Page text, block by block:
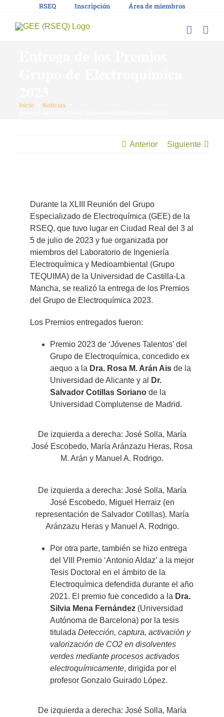
contenido
RSEQ Inscripción Área de miembros
Inicio
Noticias
Anterior Siguiente
imagen
más
grande
Durante la XLIII Reunión del Grupo
Especializado de Electroquímica (GEE) de la
RSEQ, que tuvo lugar en Ciudad Real del 3 al
5 de julio de 2023 y fue organizada por
miembros del Laboratorio de Ingeniería
Electroquímica y Medioambiental (Grupo
TEQUIMA) de la Universidad de Castilla-La
Mancha, se realizó la entrega de los Premios
del Grupo de Electroquímica 2023.
Los Premios entregados fueron:
Premio 2023 de ‘Jóvenes Talentos’ del
Grupo de Electroquímica, concedido ex
aequo a la Dra. Rosa M. Arán Ais de la
Universidad de Alicante y al
Dr.
Salvador Cotillas Soriano de la
Universidad Complutense de Madrid.
De izquierda a derecha: José Solla, María
José Escobedo, María Aránzazu Heras, Rosa
M. Arán y Manuel A. Rodrigo.
De izquierda a derecha: José Solla, María
José Escobedo, Miguel Herraiz (en
representación de Salvador Cotillas), María
Aránzazu Heras y Manuel A. Rodrigo.
Por otra parte, también se hizo entrega
del VIII Premio ‘Antonio Aldaz’ a la mejor
Tesis Doctoral en el ámbito de la
Electroquímica defendida durante el año
2021. El premio fue concedido a la Dra.
Silvia Mena Fernández (Universidad
Autónoma de Barcelona) por la tesis
titulada Detección, captura, activación y
valorización de CO2 en disolventes
verdes mediante procesos activados
electroquímicamente, dirigida por el
profesor Gonzalo Guirado López.
De izquierda a derecha: José Solla, María